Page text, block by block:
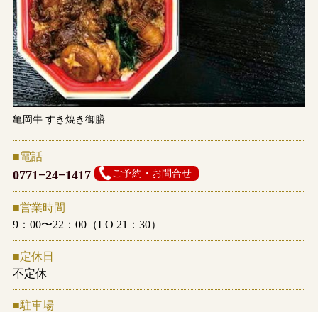
亀岡牛 すき焼き御膳
電話
0771−24−1417
営業時間
9：00〜22：00（LO 21：30）
定休日
不定休
駐車場